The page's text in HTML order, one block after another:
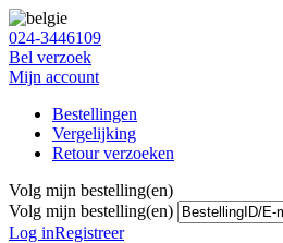
024-3446109
Bel verzoek
Mijn account
Bestellingen
Vergelijking
Retour verzoeken
Volg mijn bestelling(en)
Volg mijn bestelling(en)
Log inRegistreer